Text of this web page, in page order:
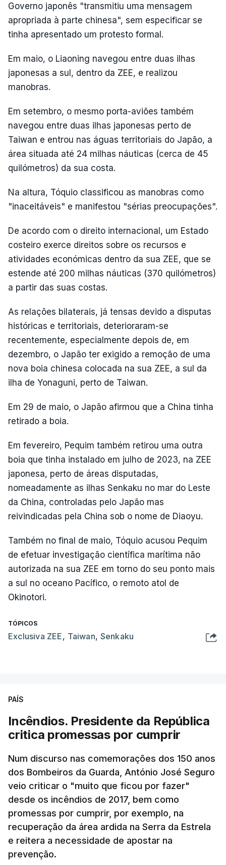
Governo japonês "transmitiu uma mensagem
apropriada à parte chinesa", sem especificar se
tinha apresentado um protesto formal.
Em maio, o Liaoning navegou entre duas ilhas
japonesas a sul, dentro da ZEE, e realizou
manobras.
Em setembro, o mesmo porta-aviões também
navegou entre duas ilhas japonesas perto de
Taiwan e entrou nas águas territoriais do Japão, a
área situada até 24 milhas náuticas (cerca de 45
quilómetros) da sua costa.
Na altura, Tóquio classificou as manobras como
"inaceitáveis" e manifestou "sérias preocupações".
De acordo com o direito internacional, um Estado
costeiro exerce direitos sobre os recursos e
atividades económicas dentro da sua ZEE, que se
estende até 200 milhas náuticas (370 quilómetros)
a partir das suas costas.
As relações bilaterais, já tensas devido a disputas
históricas e territoriais, deterioraram-se
recentemente, especialmente depois de, em
dezembro, o Japão ter exigido a remoção de uma
nova boia chinesa colocada na sua ZEE, a sul da
ilha de Yonaguni, perto de Taiwan.
Em 29 de maio, o Japão afirmou que a China tinha
retirado a boia.
Em fevereiro, Pequim também retirou uma outra
boia que tinha instalado em julho de 2023, na ZEE
japonesa, perto de áreas disputadas,
nomeadamente as ilhas Senkaku no mar do Leste
da China, controladas pelo Japão mas
reivindicadas pela China sob o nome de Diaoyu.
Também no final de maio, Tóquio acusou Pequim
de efetuar investigação científica marítima não
autorizada na sua ZEE em torno do seu ponto mais
a sul no oceano Pacífico, o remoto atol de
Okinotori.
TÓPICOS
Exclusiva ZEE, Taiwan, Senkaku
PAÍS
Incêndios. Presidente da República
critica promessas por cumprir
Num discurso nas comemorações dos 150 anos
dos Bombeiros da Guarda, António José Seguro
veio criticar o "muito que ficou por fazer"
desde os incêndios de 2017, bem como
promessas por cumprir, por exemplo, na
recuperação da área ardida na Serra da Estrela
e reitera a necessidade de apostar na
prevenção.